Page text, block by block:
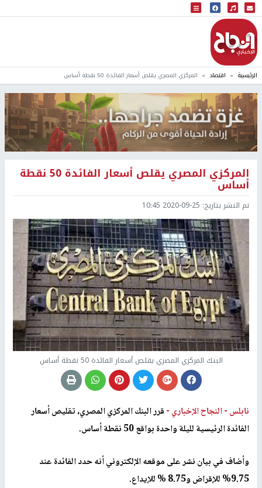
البث المباشر
إذاعة النجاح
الرئيسية اقتصاد المركزي المصري يقلص أسعار الفائدة 50 نقطة أساس
المركزي المصري يقلص أسعار الفائدة 50 نقطة
أساس
تم النشر بتاريخ: 2020-09-25 10:45
البنك المركزي المصري يقلص أسعار الفائدة 50 نقطة أساس
نابلس -النجاح الإخباري -قرر البنك المركزي المصري، تقليص أسعار
الفائدة الرئيسية لليلة واحدة بواقع 50 نقطة أساس.
وأضاف في بيان نشر على موقعه الإلكتروني أنه حدد الفائدة عند
9.75% للإقراض و8.75 % للإيداع.